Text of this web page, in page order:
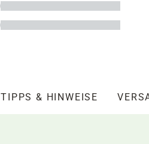
TIPPS & HINWEISE